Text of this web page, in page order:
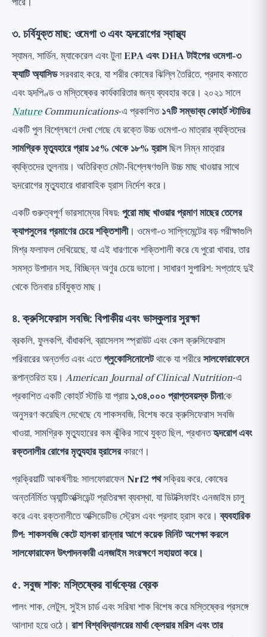
৩. চর্বিযুক্ত মাছ: ওমেগা ৩ এবং হৃদরোগের স্বাস্থ্য
স্যামন, সার্ডিন, ম্যাকেরেল এবং টুনাEPA এবং DHA টাইপের ওমেগা-৩
ফ্যাটি অ্যাসিডসরবরাহ করে, যা শরীর কোষের ঝিল্লি তৈরিতে, প্রদাহ কমাতে
এবং হৃদপিণ্ড ও মস্তিষ্কের কার্যকারিতার জন্য ব্যবহার করে। ২০২১ সালে
NatureCommunications-এ প্রকাশিত১৭টি সম্ভাব্য কোহর্ট স্টাডির
একটি পুল বিশ্লেষণে দেখা গেছে যে রক্তে উচ্চ ওমেগা-৩ মাত্রার ব্যক্তিদের
সামগ্রিক মৃত্যুহারে প্রায় ১৫% থেকে ১৮% হ্রাসছিল নিম্ন মাত্রার
ব্যক্তিদের তুলনায়। অতিরিক্ত মেটা-বিশ্লেষণগুলি উচ্চ মাছ খাওয়ার সাথে
হৃদরোগের মৃত্যুহারে ধারাবাহিক হ্রাস নির্দেশ করে।
একটি গুরুত্বপূর্ণ ভারসাম্যের বিষয়: পুরো মাছ খাওয়ার প্রমাণ মাছের তেলের
ক্যাপসুলের প্রমাণের চেয়ে শক্তিশালী। ওমেগা-৩ সাপ্লিমেন্টের বড় পরীক্ষাগুলি
মিশ্র ফলাফল দেখিয়েছে, যা এই ধারণাকে শক্তিশালী করে যে পুরো খাবার, তার
সমস্ত উপাদান সহ, বিচ্ছিন্ন অণুর চেয়ে ভালো। সাধারণ সুপারিশ: সপ্তাহে দুই
থেকে তিনবার চর্বিযুক্ত মাছ।
৪. ক্রুসিফেরাস সবজি: বিপাকীয় এবং ভাস্কুলার সুরক্ষা
ব্রকলি, ফুলকপি, বাঁধাকপি, ব্রাসেলস স্প্রাউট এবং কেল ক্রুসিফেরাস
পরিবারের অন্তর্গত এবং এতেগ্লুকোসিনোলেটথাকে যা শরীরেসালফোরাফেনে
রূপান্তরিত হয়। American Journal of Clinical Nutrition-এ
প্রকাশিত একটি কোহর্ট স্টাডি যা প্রায়১,৩৪,০০০ প্রাপ্তবয়স্ক চীনাকে
অনুসরণ করেছিল দেখেছে যে শাকসবজি, বিশেষ করে ক্রুসিফেরাস সবজি
খাওয়া, সামগ্রিক মৃত্যুহারের কম ঝুঁকির সাথে যুক্ত ছিল, প্রধানতহৃদরোগ এবং
রক্তনালীর রোগের মৃত্যুহার হ্রাসেরকারণে।
প্রক্রিয়াটি আকর্ষণীয়: সালফোরাফেন Nrf2 পথসক্রিয় করে, কোষের
অন্তর্নির্মিত অ্যান্টিঅক্সিডেন্ট প্রতিরক্ষা ব্যবস্থা, যা ডিটক্সিফাইং এনজাইম চালু
করে এবং রক্তনালীতে অক্সিডেটিভ স্ট্রেস এবং প্রদাহ হ্রাস করে।ব্যবহারিক
টিপ: শাকসবজি কেটে হালকা রান্নার আগে কয়েক মিনিট অপেক্ষা করলে
সালফোরাফেন উৎপাদনকারী এনজাইম সংরক্ষণে সহায়তা করে।
৫. সবুজ শাক: মস্তিষ্কের বার্ধক্যের ব্রেক
পালং শাক, লেটুস, সুইস চার্ড এবং সরিষা শাক বিশেষ করে মস্তিষ্কের প্রসঙ্গে
আলাদা হয়ে ওঠে। রাশ বিশ্ববিদ্যালয়ের মার্থা ক্লেয়ার মরিস এবং তার